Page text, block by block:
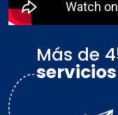
Más de